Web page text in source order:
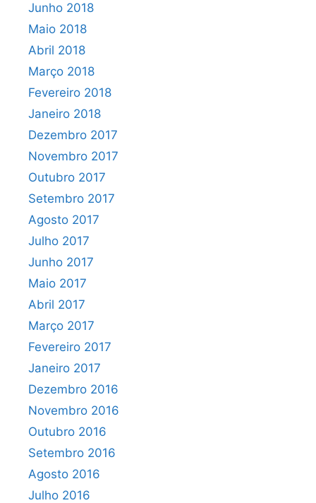
Junho 2018
Maio 2018
Abril 2018
Março 2018
Fevereiro 2018
Janeiro 2018
Dezembro 2017
Novembro 2017
Outubro 2017
Setembro 2017
Agosto 2017
Julho 2017
Junho 2017
Maio 2017
Abril 2017
Março 2017
Fevereiro 2017
Janeiro 2017
Dezembro 2016
Novembro 2016
Outubro 2016
Setembro 2016
Agosto 2016
Julho 2016